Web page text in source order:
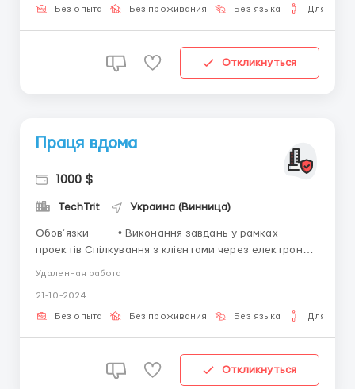
клиентами через онлайн-каналы (чат, электронная
Без опыта Без проживания Без языка Для
Откликнуться
Праця вдома
1000 $
TechTrit Украина (Винница)
Обовʼязки • Виконання завдань у рамках
проектів Спілкування з клієнтами через електронну
пошту та месенджери Підготовка звітності та
Вимоги: Досвід роботи в аналогічній сфері бажаний
Вміння прац...
Удаленная работа
21-10-2024
Без опыта Без проживания Без языка Для
Откликнуться